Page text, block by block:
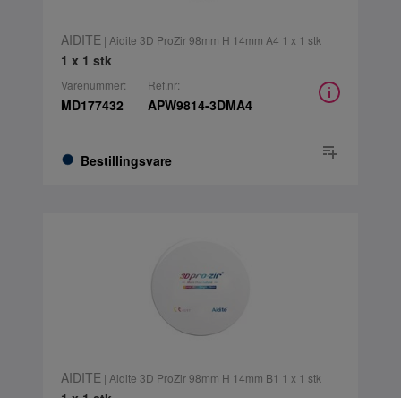
AIDITE | Aidite 3D ProZir 98mm H 14mm A4 1 x 1 stk
1 x 1 stk
Varenummer:
MD177432
Bestillingsvare
Ref.nr:
APW9814-3DMA4
AIDITE | Aidite 3D ProZir 98mm H 14mm B1 1 x 1 stk